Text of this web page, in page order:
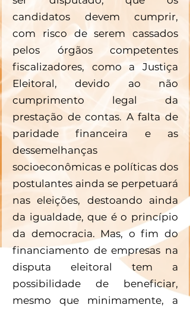
candidatos devem cumprir,
com risco de serem cassados
pelos órgãos competentes
fiscalizadores, como a Justiça
Eleitoral, devido ao não
cumprimento legal da
prestação de contas. A falta de
paridade financeira e as
dessemelhanças
socioeconômicas e políticas dos
postulantes ainda se perpetuará
nas eleições, destoando ainda
da igualdade, que é o princípio
da democracia. Mas, o fim do
financiamento de empresas na
disputa eleitoral tem a
possibilidade de beneficiar,
mesmo que minimamente, a